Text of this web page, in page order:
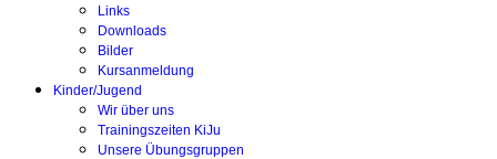
Links
Downloads
Bilder
Kursanmeldung
Kinder/Jugend
Wir über uns
Trainingszeiten KiJu
Unsere Übungsgruppen